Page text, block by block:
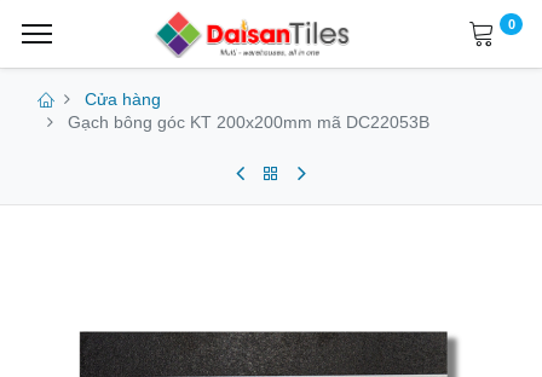
0
Cửa hàng
Gạch bông góc KT 200x200mm mã DC22053B